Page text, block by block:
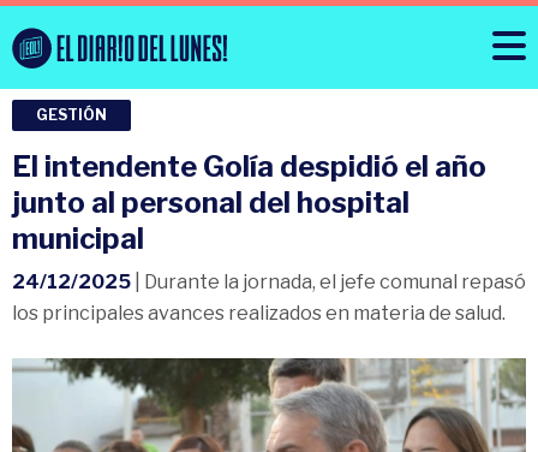
GESTIÓN
El intendente Golía despidió el año
junto al personal del hospital
municipal
24/12/2025 | Durante la jornada, el jefe comunal repasó
los principales avances realizados en materia de salud.